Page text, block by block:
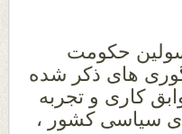
حکومت
های ذکر شده
کاری و تجربه
سیاسی کشور ،